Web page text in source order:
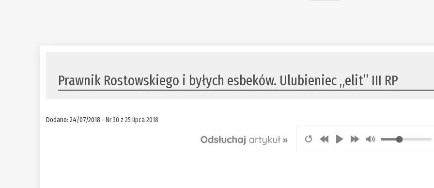
Prawnik Rostowskiego i byłych esbeków. Ulubieniec „elit” III RP
Dodano: 24/07/2018 -Nr 30 z 25 lipca 2018